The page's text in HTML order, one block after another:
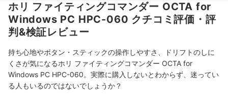
ホリ ファイティングコマンダー OCTA for
Windows PC HPC-060 クチコミ評価・評
判&検証レビュー
持ち心地やボタン・スティックの操作しやすさ、ドリフトのしに
くさが気になるホリ ファイティングコマンダー OCTA for
Windows PC HPC-060。実際に購入しないとわからず、迷ってい
る人もいるのではないでしょうか？